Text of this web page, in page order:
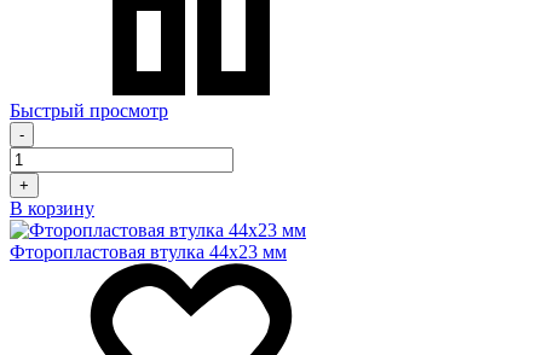
Быстрый просмотр
-
+
В корзину
Фторопластовая втулка 44x23 мм